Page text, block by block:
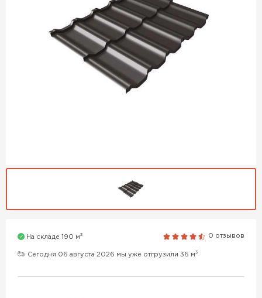
На складе 190 м3 0 отзывов
Сегодня 06 августа 2026 мы уже отгрузили 36 м3